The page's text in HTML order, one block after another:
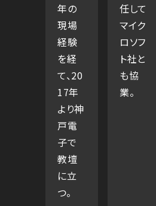
年の
現場
経験
を経
て、20
17年
より神
戸電
子で
教壇
に立
つ。
任して
マイク
ロソフ
ト社と
も協
業。